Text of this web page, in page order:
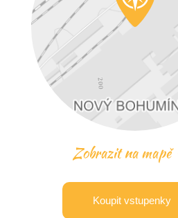
Zobrazit na mapě
Koupit vstupenky